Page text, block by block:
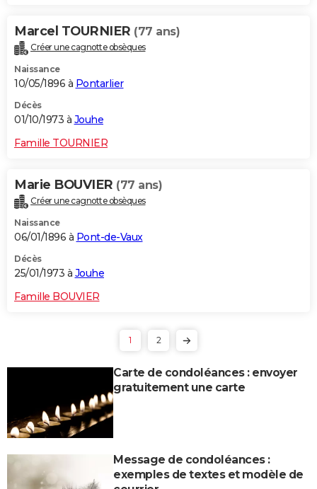
Marcel TOURNIER (77 ans)
Créer une cagnotte obsèques
Naissance
10/05/1896 à Pontarlier
Décès
01/10/1973 à Jouhe
Famille TOURNIER
Marie BOUVIER (77 ans)
Créer une cagnotte obsèques
Naissance
06/01/1896 à Pont-de-Vaux
Décès
25/01/1973 à Jouhe
Famille BOUVIER
1 2
Carte de condoléances : envoyer
gratuitement une carte
Message de condoléances :
exemples de textes et modèle de